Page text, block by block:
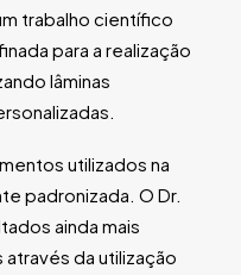
trabalho científico
para a realização
lâminas
utilizados na
padronizada. O Dr.
ainda mais
da utilização